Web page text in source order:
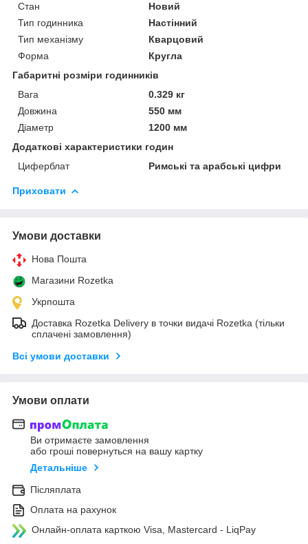
Стан
Новий
Тип годинника
Настінний
Тип механізму
Кварцовий
Форма
Кругла
Габаритні розміри годинників
Вага
0.329 кг
Довжина
550 мм
Діаметр
1200 мм
Додаткові характеристики годин
Циферблат
Римські та арабські цифри
Приховати
Умови доставки
Нова Пошта
Магазини Rozetka
Укрпошта
Доставка Rozetka Delivery в точки видачі Rozetka (тільки
сплачені замовлення)
Всі умови доставки
Умови оплати
Ви отримаєте замовлення
або гроші повернуться на вашу картку
Детальніше
Післяплата
Оплата на рахунок
Онлайн-оплата карткою Visa, Mastercard - LiqPay